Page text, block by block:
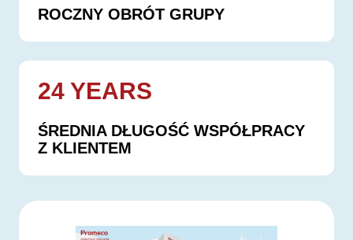
ROCZNY OBRÓT GRUPY
24 YEARS
ŚREDNIA DŁUGOŚĆ WSPÓŁPRACY
Z KLIENTEM